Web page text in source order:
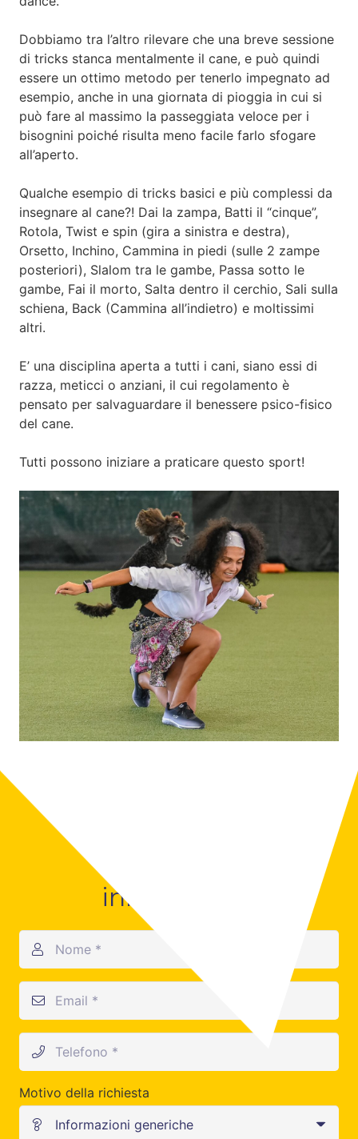
Dobbiamo tra l’altro rilevare che una breve sessione
di tricks stanca mentalmente il cane, e può quindi
essere un ottimo metodo per tenerlo impegnato ad
esempio, anche in una giornata di pioggia in cui si
può fare al massimo la passeggiata veloce per i
bisognini poiché risulta meno facile farlo sfogare
all’aperto.
Qualche esempio di tricks basici e più complessi da
insegnare al cane?! Dai la zampa, Batti il “cinque”,
Rotola, Twist e spin (gira a sinistra e destra),
Orsetto, Inchino, Cammina in piedi (sulle 2 zampe
posteriori), Slalom tra le gambe, Passa sotto le
gambe, Fai il morto, Salta dentro il cerchio, Sali sulla
schiena, Back (Cammina all’indietro) e moltissimi
altri.
E’ una disciplina aperta a tutti i cani, siano essi di
razza, meticci o anziani, il cui regolamento è
pensato per salvaguardare il benessere psico-fisico
del cane.
Tutti possono iniziare a praticare questo sport!
Contattaci per
informazioni
Motivo della richiesta